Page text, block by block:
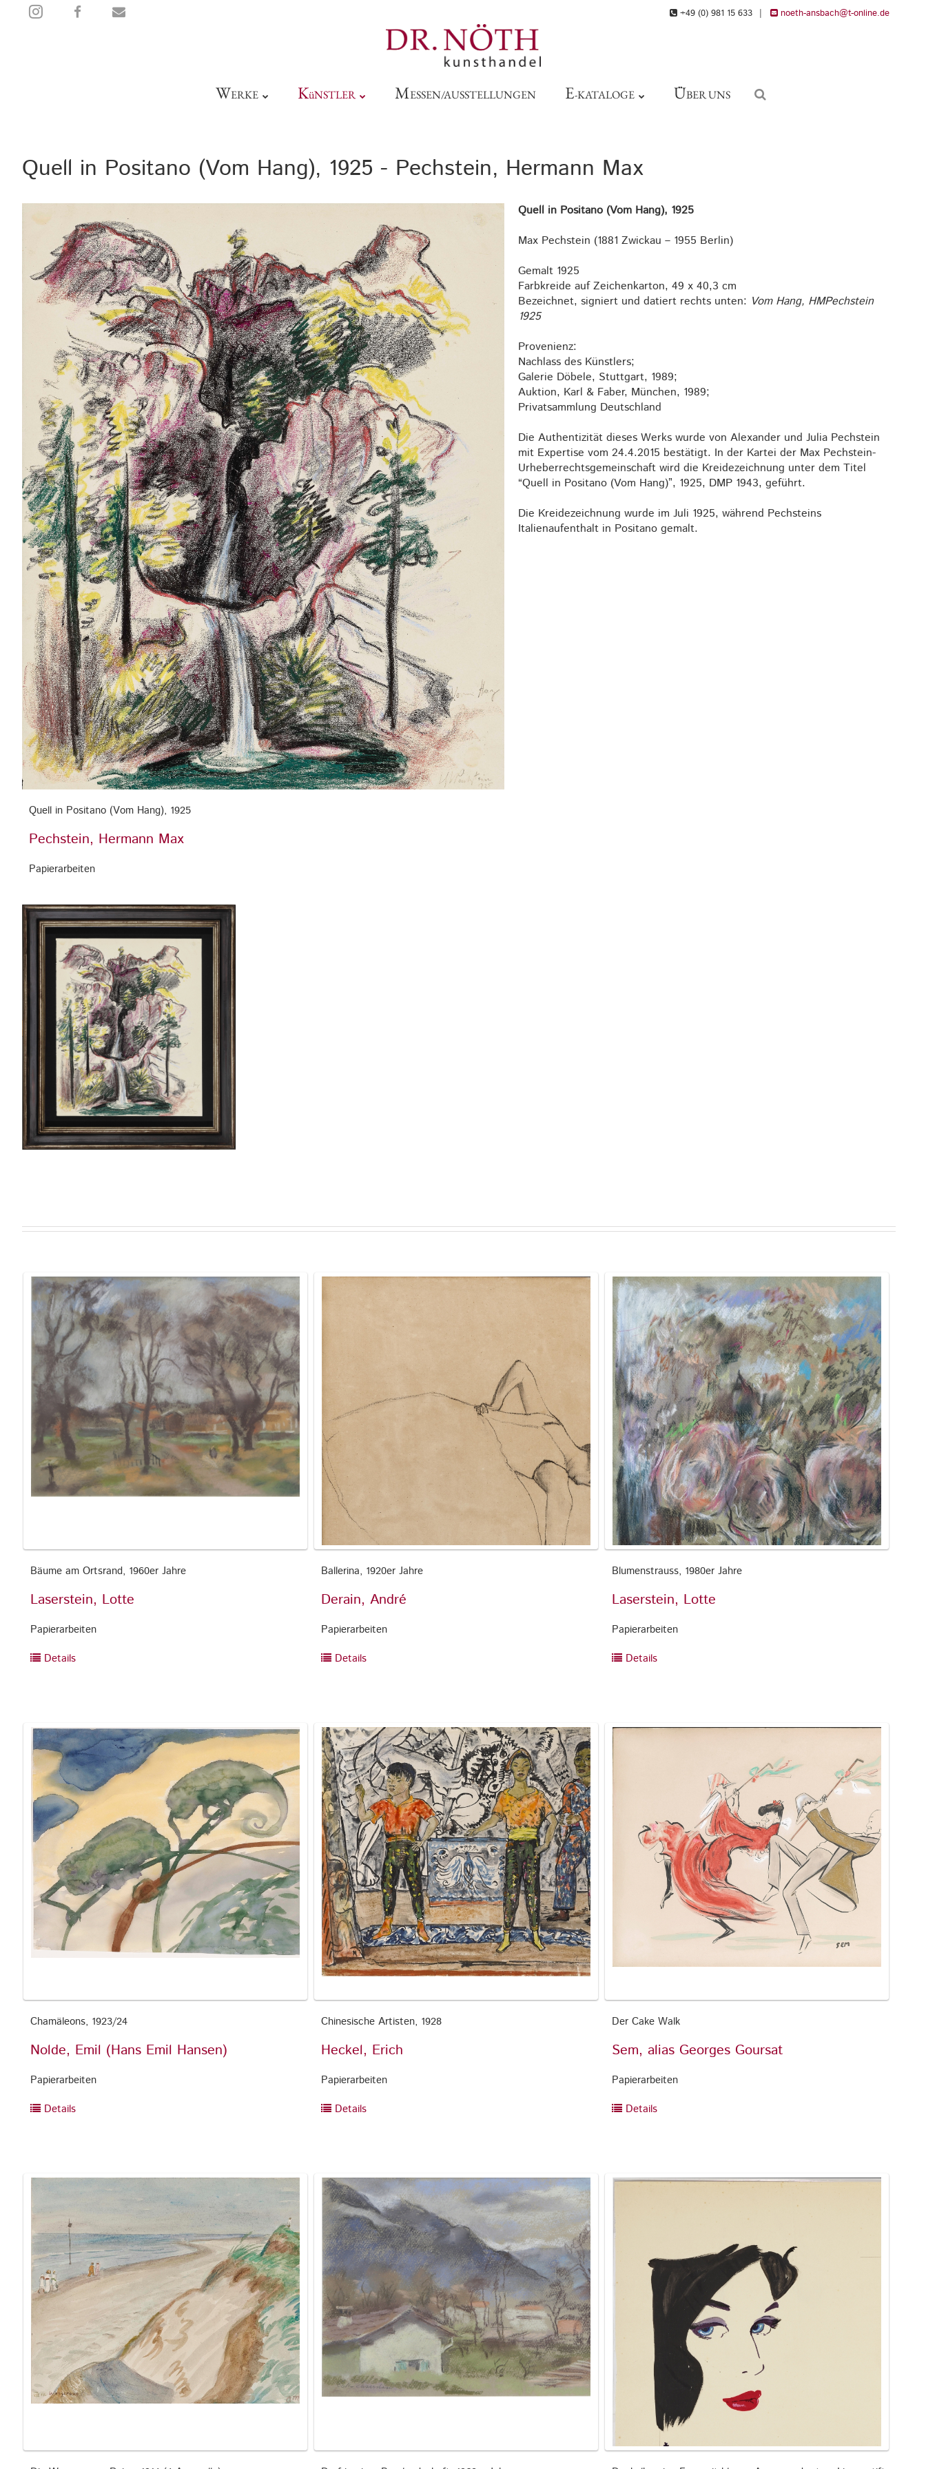
WERKE KüNSTLER MESSEN/AUSSTELLUNGEN E-KATALOGE ÜBER UNS
+49 (0) 981 15 633 | noeth-ansbach@t-online.de
Quell in Positano (Vom Hang), 1925 - Pechstein, Hermann Max
Quell in Positano (Vom Hang), 1925
Pechstein, Hermann Max
Papierarbeiten
Quell in Positano (Vom Hang), 1925
Max Pechstein (1881 Zwickau – 1955 Berlin)
Gemalt 1925
Farbkreide auf Zeichenkarton, 49 x 40,3 cm
Bezeichnet, signiert und datiert rechts unten: Vom Hang, HMPechstein
1925
Provenienz:
Nachlass des Künstlers;
Galerie Döbele, Stuttgart, 1989;
Auktion, Karl & Faber, München, 1989;
Privatsammlung Deutschland
Die Authentizität dieses Werks wurde von Alexander und Julia Pechstein
mit Expertise vom 24.4.2015 bestätigt. In der Kartei der Max Pechstein-
Urheberrechtsgemeinschaft wird die Kreidezeichnung unter dem Titel
“Quell in Positano (Vom Hang)”, 1925, DMP 1943, geführt.
Die Kreidezeichnung wurde im Juli 1925, während Pechsteins
Italienaufenthalt in Positano gemalt.
Bäume am Ortsrand, 1960er Jahre
Laserstein, Lotte
Papierarbeiten
Details
Ballerina, 1920er Jahre
Derain, André
Papierarbeiten
Details
Blumenstrauss, 1980er Jahre
Laserstein, Lotte
Papierarbeiten
Details
Chamäleons, 1923/24
Nolde, Emil (Hans Emil Hansen)
Papierarbeiten
Details
Chinesische Artisten, 1928
Heckel, Erich
Papierarbeiten
Details
Der Cake Walk
Sem, alias Georges Goursat
Papierarbeiten
Details